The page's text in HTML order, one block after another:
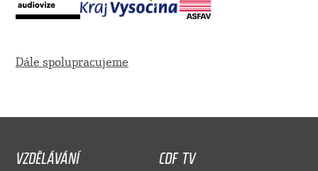
Dále spolupracujeme
VZDĚLÁVÁNÍ
CDF TV